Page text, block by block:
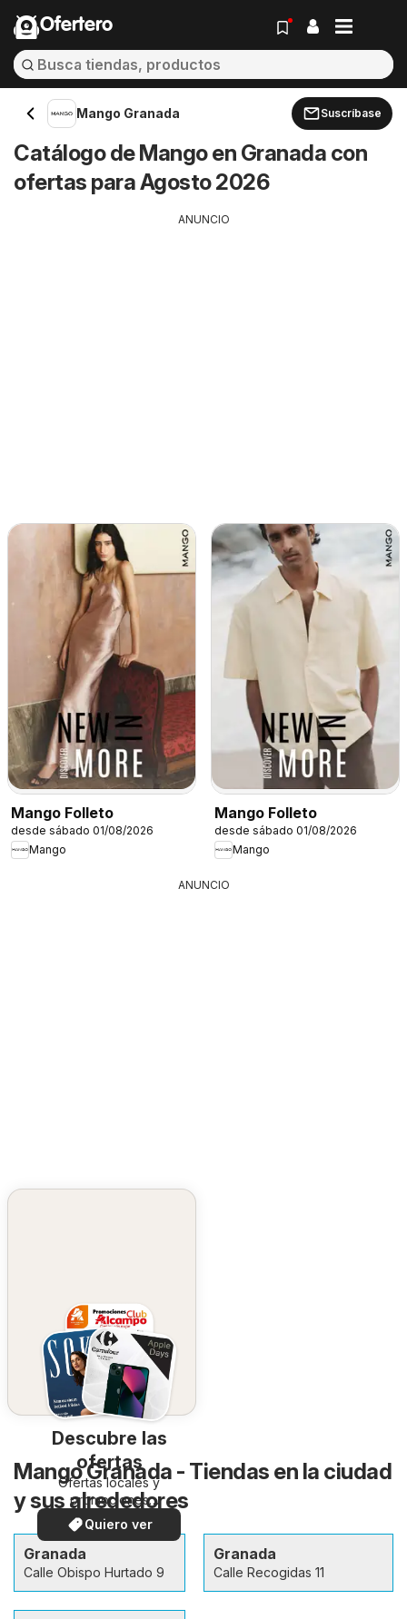
Ofertero
Mango Granada Suscríbase
Catálogo de Mango en Granada con
ofertas para Agosto 2026
ANUNCIO
Mango Folleto
desde sábado 01/08/2026
Mango
Mango Folleto
desde sábado 01/08/2026
Mango
ANUNCIO
Descubre las
ofertas
Ofertas locales y
promociones
especiales.
Quiero ver
Mango Granada - Tiendas en la ciudad
y sus alrededores
Granada
Calle Obispo Hurtado 9
Granada
Calle Recogidas 11